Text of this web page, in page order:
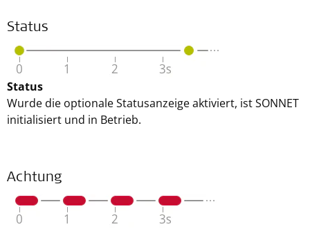
Status
Status
Wurde die optionale Statusanzeige aktiviert, ist SONNET
initialisiert und in Betrieb.
Achtung